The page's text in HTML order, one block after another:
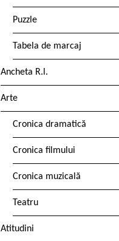
Puzzle
Tabela de marcaj
Ancheta R.l.
Arte
Cronica dramatică
Cronica filmului
Cronica muzicală
Teatru
Atitudini